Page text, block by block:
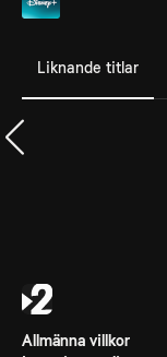
Liknande titlar
Allmänna villkor